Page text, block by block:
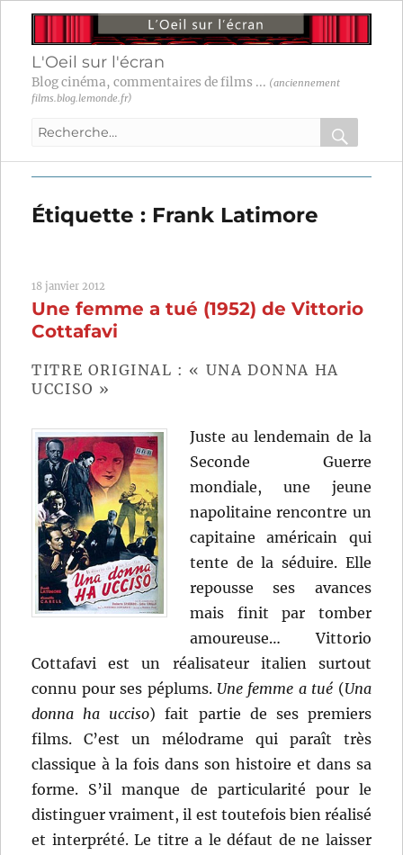
L'Oeil sur l'écran
Blog cinéma, commentaires de films ... (anciennement
films.blog.lemonde.fr)
Recherche
:
OK
Étiquette : Frank Latimore
18 janvier 2012
Une femme a tué (1952) de Vittorio
Cottafavi
TITRE ORIGINAL : « UNA DONNA HA
UCCISO »
Juste au lendemain de la
Seconde Guerre
mondiale, une jeune
napolitaine rencontre un
capitaine américain qui
tente de la séduire. Elle
repousse ses avances
mais finit par tomber
amoureuse… Vittorio
Cottafavi est un réalisateur italien surtout
connu pour ses péplums. Une femme a tué (Una
donna ha ucciso) fait partie de ses premiers
films. C’est un mélodrame qui paraît très
classique à la fois dans son histoire et dans sa
forme. S’il manque de particularité pour le
distinguer vraiment, il est toutefois bien réalisé
et interprété. Le titre a le défaut de ne laisser